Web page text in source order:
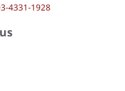
4331-1928